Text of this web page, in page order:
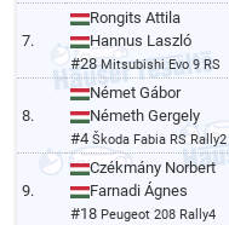
7.
Rongits Attila
Hannus Laszló
#28Mitsubishi Evo 9 RS
8.
Német Gábor
Németh Gergely
#4Škoda Fabia RS Rally2
9.
Czékmány Norbert
Farnadi Ágnes
#18 Peugeot 208 Rally4